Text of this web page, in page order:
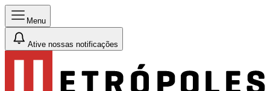
Menu
Ative nossas notificações